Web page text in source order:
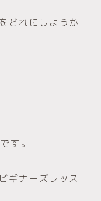
どれにしようか
す。
ギナーズレッス